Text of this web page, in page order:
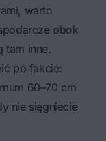
warto
obok
tam inne.
po fakcie:
60–70 cm
nie sięgniecie